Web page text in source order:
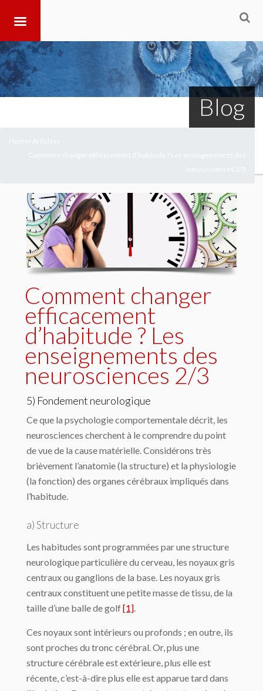
Blog
Comment changer
efficacement
d’habitude ? Les
enseignements des
neurosciences 2/3
5) Fondement neurologique
Ce que la psychologie comportementale décrit, les
neurosciences cherchent à le comprendre du point
de vue de la cause matérielle. Considérons très
brièvement l’anatomie (la structure) et la physiologie
(la fonction) des organes cérébraux impliqués dans
l’habitude.
a) Structure
Les habitudes sont programmées par une structure
neurologique particulière du cerveau, les noyaux gris
centraux ou ganglions de la base. Les noyaux gris
centraux constituent une petite masse de tissu, de la
taille d’une balle de golf[1]
Ces noyaux sont intérieurs ou profonds ; en outre, ils
sont proches du tronc cérébral. Or, plus une
structure cérébrale est extérieure, plus elle est
récente, c’est-à-dire plus elle est apparue tard dans